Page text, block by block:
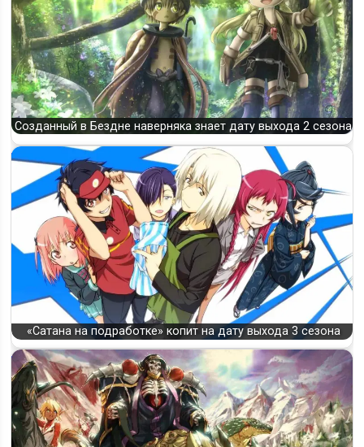
Созданный в Бездне наверняка знает дату выхода 2 сезона
«Сатана на подработке» копит на дату выхода 3 сезона